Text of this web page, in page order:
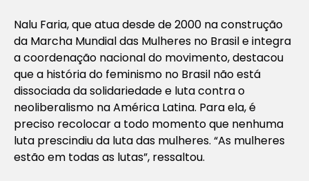
Nalu Faria, que atua desde de 2000 na construção
da Marcha Mundial das Mulheres no Brasil e integra
a coordenação nacional do movimento, destacou
que a história do feminismo no Brasil não está
dissociada da solidariedade e luta contra o
neoliberalismo na América Latina. Para ela, é
preciso recolocar a todo momento que nenhuma
luta prescindiu da luta das mulheres. “As mulheres
estão em todas as lutas”, ressaltou.